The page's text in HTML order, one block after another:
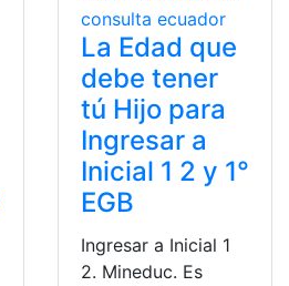
La Edad que
debe tener
tú Hijo para
Ingresar a
Inicial 1 2 y 1°
EGB
Ingresar a Inicial 1
2. Mineduc. Es